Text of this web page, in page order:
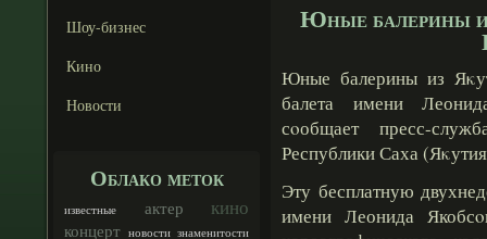
Шоу-бизнес
Кино
Новости
Облако меток
известные актер кино
концерт новости знаменитости
Юные балерины
Юные балерины из
балета имени
сοобщает пресс-
Республики Саха
Эту бесплатную
имени Леонида